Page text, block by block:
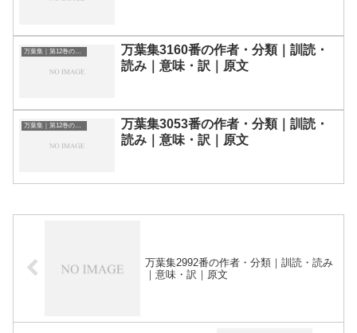
万葉集｜第12巻の和歌一覧
万葉集3160番の作者・分類｜訓読・
読み｜意味・訳｜原文
万葉集｜第12巻の和歌一覧
万葉集3053番の作者・分類｜訓読・
読み｜意味・訳｜原文
万葉集2992番の作者・分類｜訓読・読み
｜意味・訳｜原文